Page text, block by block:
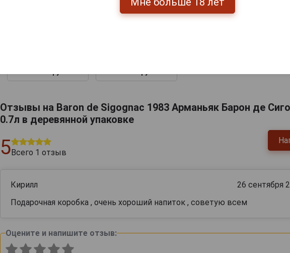
Baron de Sigognac
Отзывы на Baron de Sigognac 1983 Арманьяк Барон де
0.7л в деревянной упаковке
5Всего 1 отзыв
Кирилл
26 сентября
Подарочная коробка , очень хороший напиток , советую всем
Оцените и напишите отзыв: